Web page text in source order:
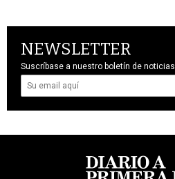
NEWSLETTER
Suscríbase a nuestro boletín de noticias